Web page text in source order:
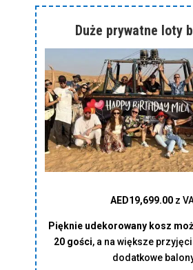
Duże prywatne loty
AED19,699.00 z
Pięknie udekorowany kosz
20 gości, a na większe
dodatkowe